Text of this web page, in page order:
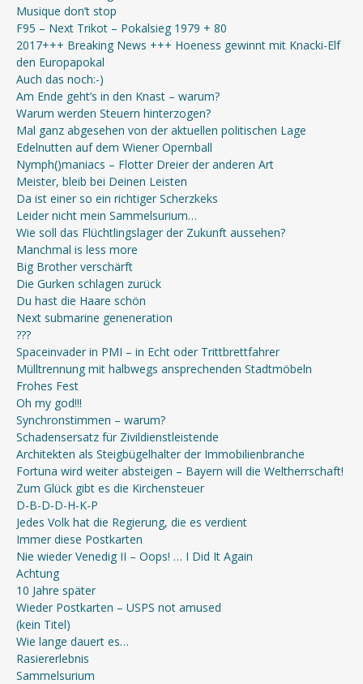
Musique don’t stop
F95 – Next Trikot – Pokalsieg 1979 + 80
2017+++ Breaking News +++ Hoeness gewinnt mit Knacki-Elf
den Europapokal
Auch das noch:-)
Am Ende geht’s in den Knast – warum?
Warum werden Steuern hinterzogen?
Mal ganz abgesehen von der aktuellen politischen Lage
Edelnutten auf dem Wiener Opernball
Nymph()maniacs – Flotter Dreier der anderen Art
Meister, bleib bei Deinen Leisten
Da ist einer so ein richtiger Scherzkeks
Leider nicht mein Sammelsurium…
Wie soll das Flüchtlingslager der Zukunft aussehen?
Manchmal is less more
Big Brother verschärft
Die Gurken schlagen zurück
Du hast die Haare schön
Next submarine geneneration
???
Spaceinvader in PMI – in Echt oder Trittbrettfahrer
Mülltrennung mit halbwegs ansprechenden Stadtmöbeln
Frohes Fest
Oh my god!!!
Synchronstimmen – warum?
Schadensersatz für Zivildienstleistende
Architekten als Steigbügelhalter der Immobilienbranche
Fortuna wird weiter absteigen – Bayern will die Weltherrschaft!
Zum Glück gibt es die Kirchensteuer
D-B-D-D-H-K-P
Jedes Volk hat die Regierung, die es verdient
Immer diese Postkarten
Nie wieder Venedig II – Oops! … I Did It Again
Achtung
10 Jahre später
Wieder Postkarten – USPS not amused
(kein Titel)
Wie lange dauert es…
Rasiererlebnis
Sammelsurium